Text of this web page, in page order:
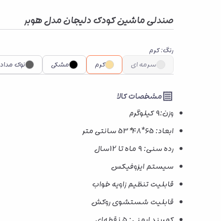
صندلی ماشین کودک دلیجان مدل هوبر
رنگ:کرم
سرمه ای
کرم مشکی نوک
مشخصات کالا
وزن:9 کیلوگرم
ابعاد: 65*48
*53 سانتی متر
رده سنی: 9 ماه تا 12سال
سیستم ایزوفیکس
قابلیت تنظیم زاویه خواب
قابلیت شستشوی روکش